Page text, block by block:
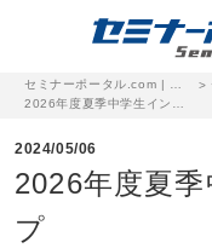
>
2024/05/06
2026年度夏
プ